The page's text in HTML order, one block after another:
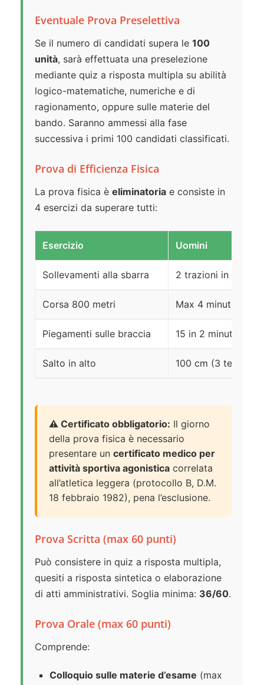
Eventuale Prova Preselettiva
Se il numero di candidati supera le 100
unità, sarà effettuata una preselezione
mediante quiz a risposta multipla su abilità
logico-matematiche, numeriche e di
ragionamento, oppure sulle materie del
bando. Saranno ammessi alla fase
successiva i primi 100 candidati classificati.
Prova di Efficienza Fisica
La prova fisica è eliminatoria e consiste in
4 esercizi da superare tutti:
Esercizio Uomini
Sollevamenti alla sbarra 2 trazioni in 1’30”
Corsa 800 metri Max 4 minuti
Piegamenti sulle braccia 15 in 2 minuti
Salto in alto 100 cm (3 tentativi)
⚠️ Certificato obbligatorio: Il giorno
della prova fisica è necessario
presentare un certificato medico per
attività sportiva agonistica correlata
all’atletica leggera (protocollo B, D.M.
18 febbraio 1982), pena l’esclusione.
Prova Scritta (max 60 punti)
Può consistere in quiz a risposta multipla,
quesiti a risposta sintetica o elaborazione
di atti amministrativi. Soglia minima: 36/60.
Prova Orale (max 60 punti)
Comprende:
Colloquio sulle materie d’esame (max